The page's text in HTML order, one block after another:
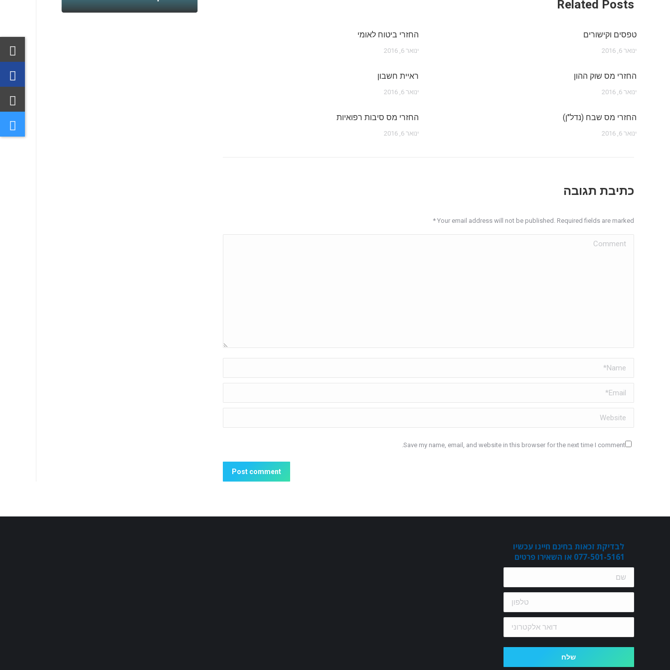
Related Posts
טפסים וקישורים
ינואר 6, 2016
החזרי ביטוח לאומי
ינואר 6, 2016
החזרי מס שוק ההון
ינואר 6, 2016
ראיית חשבון
ינואר 6, 2016
החזרי מס שבח (נדל"ן)
ינואר 6, 2016
החזרי מס סיבות רפואיות
ינואר 6, 2016
כתיבת תגובה
Your email address will not be published. Required fields are marked
*
Comment
Name *
Email *
Website
Save my name, email, and website in this browser for the next time I comment.
Post comment
לבדיקת זכאות בחינם חייגו עכשיו
077-501-5161 או השאירו פרטים